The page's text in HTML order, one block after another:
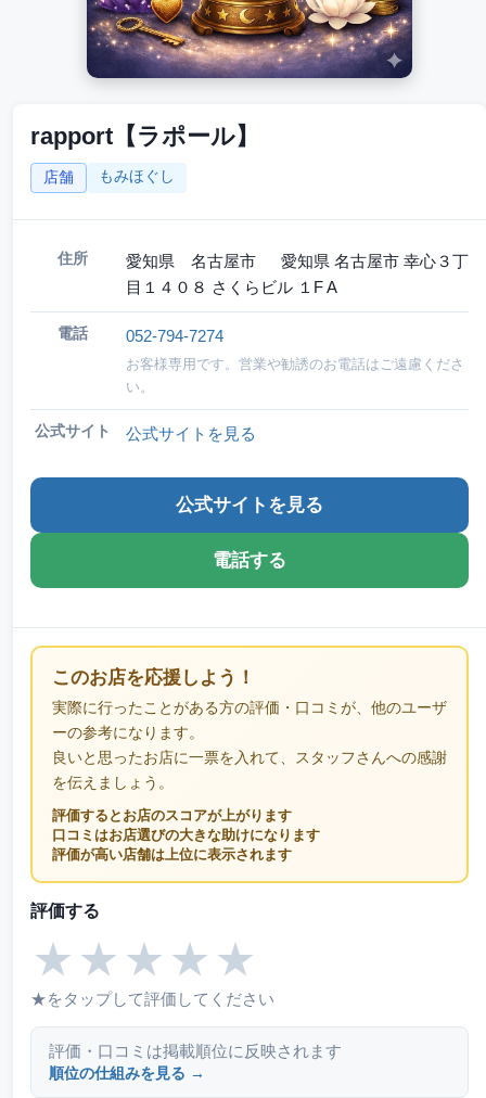
rapport【ラポール】
店舗 もみほぐし
住所
愛知県 名古屋市 愛知県 名古屋市 幸心３丁
目１４０８ さくらビル １F A
電話 052-794-7274
お客様専用です。営業や勧誘のお電話はご遠慮くださ
い。
公式サイト 公式サイトを見る
公式サイトを見る
電話する
このお店を応援しよう！
実際に行ったことがある方の評価・口コミが、他のユーザ
ーの参考になります。
良いと思ったお店に一票を入れて、スタッフさんへの感謝
を伝えましょう。
評価するとお店のスコアが上がります
口コミはお店選びの大きな助けになります
評価が高い店舗は上位に表示されます
評価する
★ ★ ★ ★ ★
★をタップして評価してください
評価・口コミは掲載順位に反映されます
順位の仕組みを見る →